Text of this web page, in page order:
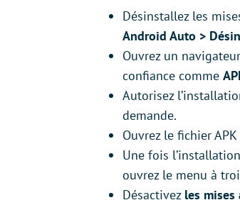
Désinstallez les
Android Auto >
Ouvrez un
confiance comme
Autorisez
demande.
Ouvrez le fichier
Une fois
ouvrez le menu à
Désactivez les